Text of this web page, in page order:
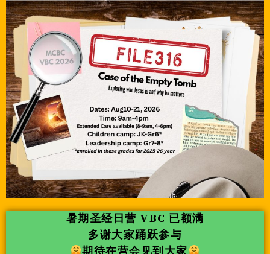
暑期圣经日营 VBC 已额满
多谢大家踊跃参与